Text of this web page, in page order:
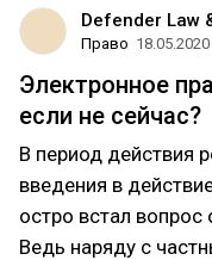
Defender Law
Право 18.05.2020
Электронное
если не сейчас?
В период действия
введения в
остро встал
Ведь наряду с